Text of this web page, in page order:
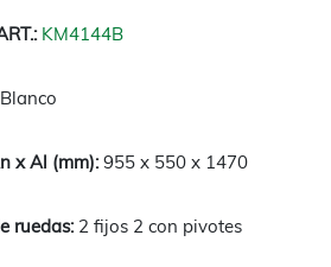
KM4144B
Blanco
955 x 550 x 1470
2 fijos 2 con pivotes